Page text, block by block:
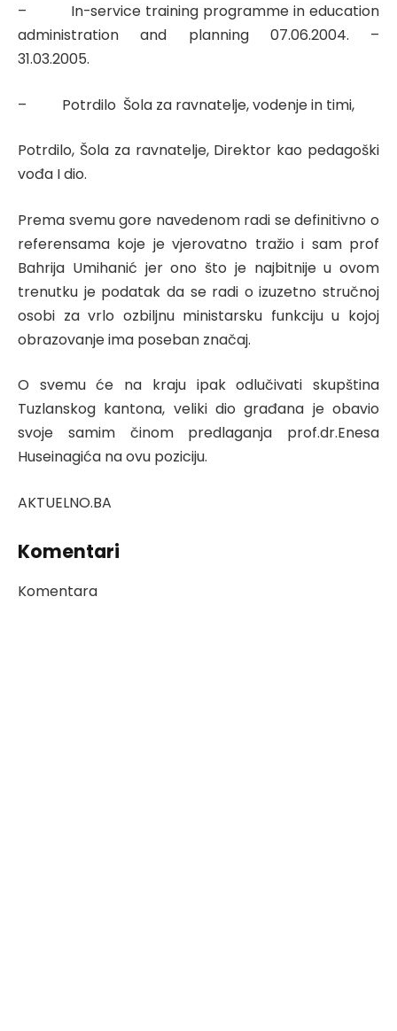
– In-service training programme in education
administration and planning 07.06.2004. –
31.03.2005.
– Potrdilo Šola za ravnatelje, vodenje in timi,
Potrdilo, Šola za ravnatelje, Direktor kao pedagoški
vođa I dio.
Prema svemu gore navedenom radi se definitivno o
referensama koje je vjerovatno tražio i sam prof
Bahrija Umihanić jer ono što je najbitnije u ovom
trenutku je podatak da se radi o izuzetno stručnoj
osobi za vrlo ozbiljnu ministarsku funkciju u kojoj
obrazovanje ima poseban značaj.
O svemu će na kraju ipak odlučivati skupština
Tuzlanskog kantona, veliki dio građana je obavio
svoje samim činom predlaganja prof.dr.Enesa
Huseinagića na ovu poziciju.
AKTUELNO.BA
Komentari
Komentara